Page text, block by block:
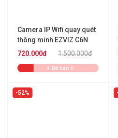
Camera IP Wifi quay quét
thông minh EZVIZ C6N
4MP
1.500.000đ
720.000đ
Đã bán 0
52%